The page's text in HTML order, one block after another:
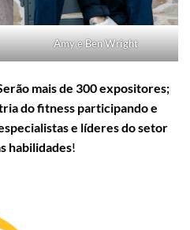
Amy e Ben Wright
mais de 300 expositores;
do fitness participando e
e líderes do setor
habilidades!